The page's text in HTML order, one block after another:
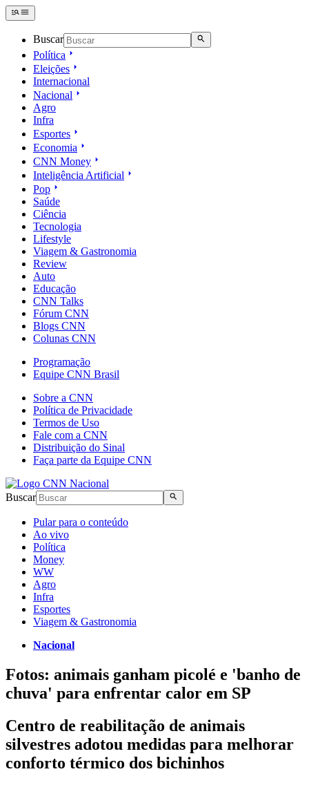
Buscar
Política
Eleições
Internacional
Nacional
Agro
Infra
Esportes
Economia
CNN Money
Inteligência Artificial
Pop
Saúde
Ciência
Tecnologia
Lifestyle
Viagem & Gastronomia
Review
Auto
Educação
CNN Talks
Fórum CNN
Blogs CNN
Colunas CNN
Programação
Equipe CNN Brasil
Sobre a CNN
Política de Privacidade
Termos de Uso
Fale com a CNN
Distribuição do Sinal
Faça parte da Equipe CNN
Buscar
Pular para o conteúdo
Ao vivo
Política
Money
WW
Agro
Infra
Esportes
Viagem & Gastronomia
Nacional
Fotos: animais ganham picolé e 'banho de
chuva' para enfrentar calor em SP
Centro de reabilitação de animais
silvestres adotou medidas para melhorar
conforto térmico dos bichinhos